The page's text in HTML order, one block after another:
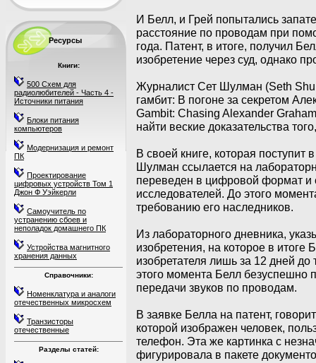
Ресурсы
Книги:
500 Схем для
радиолюбителей - Часть 4 -
Источники питания
Блоки питания
компьютеров
Модернизация и ремонт
ПК
Проектирование
цифровых устройств Том 1
Джон Ф Уэйкерли
Самоучитель по
устранению сбоев и
неполадок домашнего ПК
Устройства магнитного
хранения данных
Справочники:
Номенклатура и аналоги
отечественных микросхем
Транзисторы
отечественные
Разделы статей:
И Белл, и Грей попытались
расстояние по проводам при
года. Патент, в итоге, получил
изобретение через суд, однако
Журналист Сет Шулман (Seth
гамбит: В погоне за секретом
Gambit: Chasing Alexander
найти веские доказательства
В своей книге, которая
Шулман ссылается на
переведен в цифровой формат и
исследователей. До этого
требованию его наследников.
Из лабораторного дневника,
изобретения, на которое в итоге
изобретателя лишь за 12 дней до
этого момента Белл безуспешно
передачи звуков по проводам.
В заявке Белла на патент,
которой изображен человек,
телефон. Эта же картинка с
фигурировала в пакете